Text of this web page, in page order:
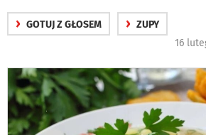
› GOTUJ Z GŁOSEM › ZUPY
16